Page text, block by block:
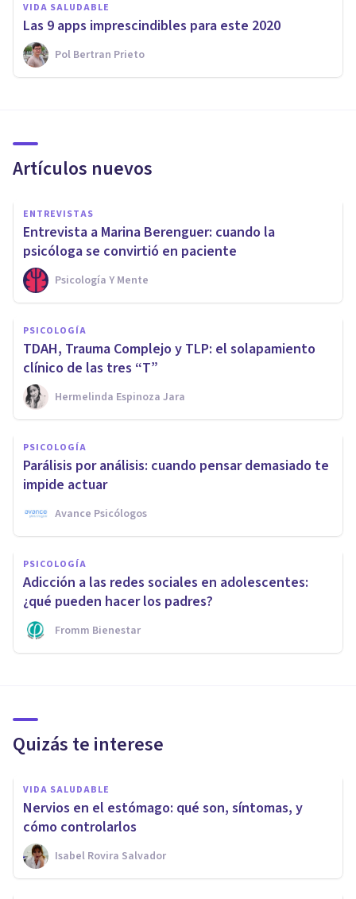
VIDA SALUDABLE
Las 9 apps imprescindibles para este 2020
Pol Bertran Prieto
Artículos nuevos
ENTREVISTAS
Entrevista a Marina Berenguer: cuando la
psicóloga se convirtió en paciente
Psicología Y Mente
PSICOLOGÍA
TDAH, Trauma Complejo y TLP: el solapamiento
clínico de las tres “T”
Hermelinda Espinoza Jara
PSICOLOGÍA
Parálisis por análisis: cuando pensar demasiado te
impide actuar
Avance Psicólogos
PSICOLOGÍA
Adicción a las redes sociales en adolescentes:
¿qué pueden hacer los padres?
Fromm Bienestar
Quizás te interese
VIDA SALUDABLE
Nervios en el estómago: qué son, síntomas, y
cómo controlarlos
Isabel Rovira Salvador